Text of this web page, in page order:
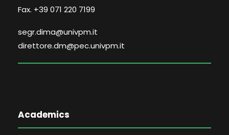
Fax. +39 071 220 7199
segr.dima@univpm.it
direttore.dm@pec.univpm.it
Academics